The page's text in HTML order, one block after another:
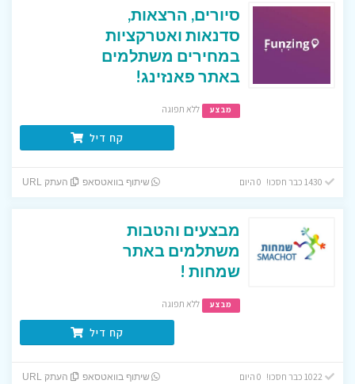
סיורים, הרצאות,
סדנאות ואטרקציות
במחירים משתלמים
באתר פאנזינג!
מבצע ללא תפוגה
קח דיל
שיתוף בוואטסאפ העתק URL
מבצעים והטבות
משתלמים באתר
שמחות !
מבצע ללא תפוגה
קח דיל
שיתוף בוואטסאפ העתק URL